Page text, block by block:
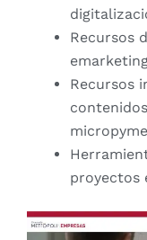
Recursos
Recursos
proyectos